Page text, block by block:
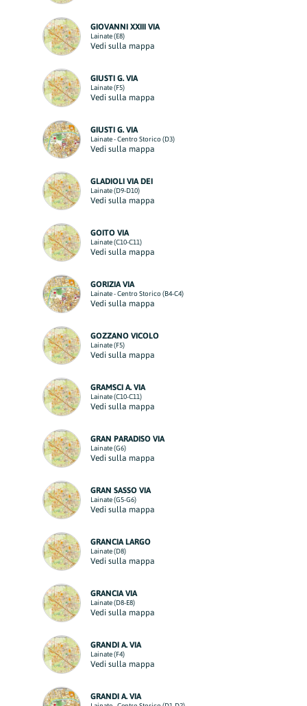
GIOVANNI XXIII VIA
Lainate (E8)
Vedi sulla mappa
GIUSTI G. VIA
Lainate (F5)
Vedi sulla mappa
GIUSTI G. VIA
Lainate - Centro Storico (D3)
Vedi sulla mappa
GLADIOLI VIA DEI
Lainate (D9-D10)
Vedi sulla mappa
GOITO VIA
Lainate (C10-C11)
Vedi sulla mappa
GORIZIA VIA
Lainate - Centro Storico (B4-C4)
Vedi sulla mappa
GOZZANO VICOLO
Lainate (F5)
Vedi sulla mappa
GRAMSCI A. VIA
Lainate (C10-C11)
Vedi sulla mappa
GRAN PARADISO VIA
Lainate (G6)
Vedi sulla mappa
GRAN SASSO VIA
Lainate (G5-G6)
Vedi sulla mappa
GRANCIA LARGO
Lainate (D8)
Vedi sulla mappa
GRANCIA VIA
Lainate (D8-E8)
Vedi sulla mappa
GRANDI A. VIA
Lainate (F4)
Vedi sulla mappa
GRANDI A. VIA